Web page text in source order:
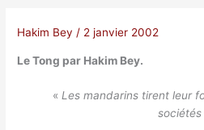
Hakim Bey / 2 janvier 2002
Le Tong par Hakim Bey.
« Les mandarins tirent leur
sociétés